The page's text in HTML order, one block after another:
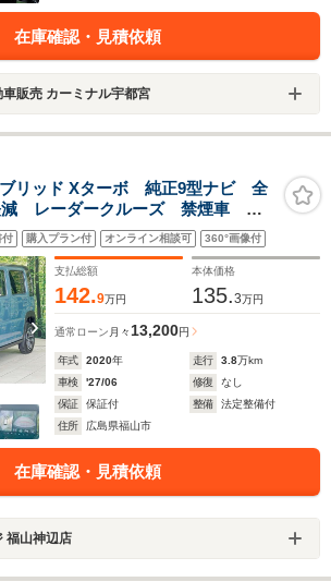
在庫確認・見積依頼
販売 カーミナル宇都宮
リッド Xターボ 純正9型ナビ 全
減 レーダークルーズ 禁煙車
シートヒーター ドラレコ コー
キープ スマートキー LEDヘッ
コン
付 購入プラン付 オンライン相談可 360°画像付
支払総額
142.9万円
本体価格
135.3万円
通常ローン 月々 13,200円
年式 2020年 走行 3.8万km
車検
'27/06 修復
なし
保証
保証付 整備
法定整備付
住所
広島県福山市
在庫確認・見積依頼
福山神辺店